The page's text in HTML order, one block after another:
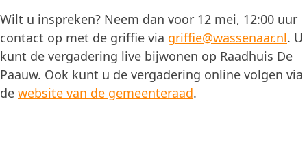
Wilt u inspreken? Neem dan voor 12 mei, 12:00 uur
contact op met de griffie via griffie@wassenaar.nl. U
kunt de vergadering live bijwonen op Raadhuis De
Paauw. Ook kunt u de vergadering online volgen via
de website van de gemeenteraad.